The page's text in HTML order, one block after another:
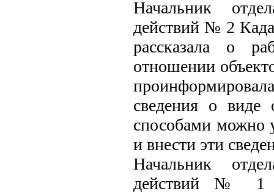
Начальник
действий № 2
рассказала о
отношении
сведения о виде
способами можно
и внести эти
Начальник
действий № 1